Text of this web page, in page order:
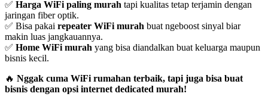
✅ Harga WiFi paling murah tapi kualitas tetap terjamin dengan
jaringan fiber optik.
✅ Bisa pakai repeater WiFi murah buat ngeboost sinyal biar
makin luas jangkauannya.
✅ Home WiFi murah yang bisa diandalkan buat keluarga maupun
bisnis kecil.
🔥 Nggak cuma WiFi rumahan terbaik, tapi juga bisa buat
bisnis dengan opsi internet dedicated murah!